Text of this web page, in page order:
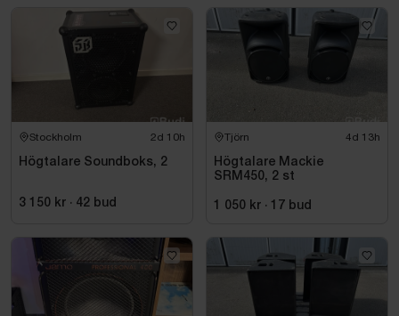
Stockholm 2d 10h
Högtalare Soundboks, 2
3 150 kr · 42 bud
Tjörn 4d 13h
Högtalare Mackie
SRM450, 2 st
1 050 kr · 17 bud